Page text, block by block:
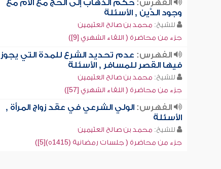
الفهرس:حكم الذهاب إلى الحج مع الأم مع
وجود الدَّين , الأسئلة
للشيخ: محمد بن صالح العثيمين
جزء من محاضرة ( اللقاء الشهري [9])
الفهرس: عدم تحديد الشرع للمدة التي يجوز
فيها القصر للمسافر , الأسئلة
للشيخ: محمد بن صالح العثيمين
جزء من محاضرة ( اللقاء الشهري [57])
الفهرس:الولي الشرعي في عقد زواج المرأة ,
الأسئلة
للشيخ: محمد بن صالح العثيمين
جزء من محاضرة ( جلسات رمضانية (1415ه)[5])